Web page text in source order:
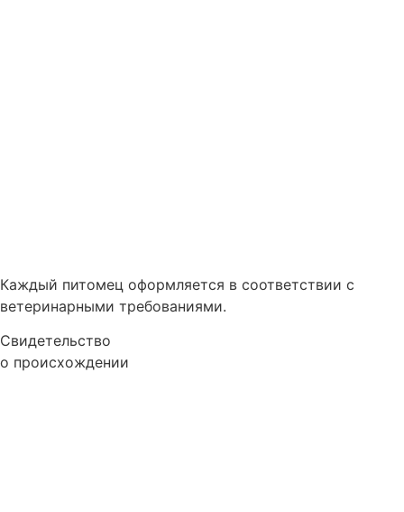
Каждый питомец оформляется в соответствии с
ветеринарными требованиями.
Свидетельство
о происхождении